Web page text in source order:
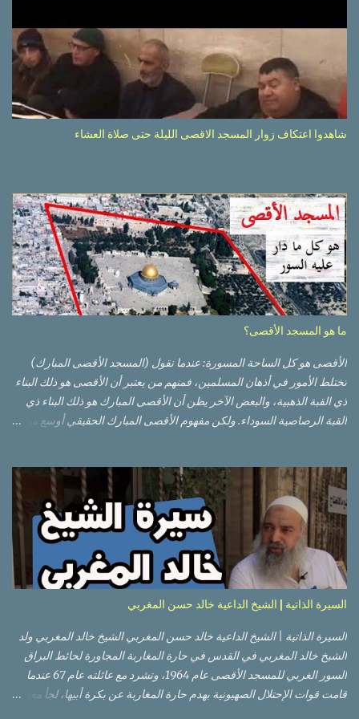
شاهدوا اعتكاف زوار المسجد الاقصى الليلة حتى صلاة العشاء
ما هو المسجد الأقصى؟
الأقصى هو كل الساحة المسورة: عندما نقول (المسجد الأقصى المبارك)
تختلط الأمور في أذهان المسلمين، فمنهم من يعتبر أن الأقصى هو ذلك البناء
ذي القبة الذهبية، والبعض الآخر يظن أن الأقصى المبارك هو ذلك البناء ذي
القبة الرصاصية السوداء. ولكن مفهوم الأقصى المبارك الحقيقي أوسع من
تلة في الزاوية الجنوبية الشرقية من مدينة القدس القديمة المسورة (البلدة
القديمة) والتي تقع في شرقي القدس فيالضفة الغربية. والمسجد الأقصى له
سور أيضاً وهو على شكل مضلع غير منتظم مساحته حوالي 144 دونم (144
كم متر مربع). المسجد الأقصى على تلة حارات البلدة القديمة – القدس
العتيقة كما هي اليوم يشمل المسجد الأقصى: قبة الصخرة المشرفة، (ذات
القبة الذهبية) والموجودة في موقع القلب بالنسبة للمسجد الأقصى
(ويستخدم الآن كمصلى للنساء يوم الجمعة). المصلى القِبلِي (المسجد
الجنوبي أو مبنى المسجد الأقصى)، ذي القبة الرصاصية السوداء، والواقع أ...
السيرة الذاتية | الشيخ الداعية خالد حسن المغربي
السيرة الذاتية | الشيخ الداعية خالد حسن المغربي الشيخ خالد المغربي ولد
الشيخ خالد المغربي في القدس في حارة المغاربة المجاورة لحائط البراق
السور الغربي للمسجد الأقصى عام 1964، وتشرد مع عائلته عام 67 عندما
قامت قوات الإحتلال الصهيونية بهدم حارة المغاربة عن بكرة أبيها، لجأ معهم